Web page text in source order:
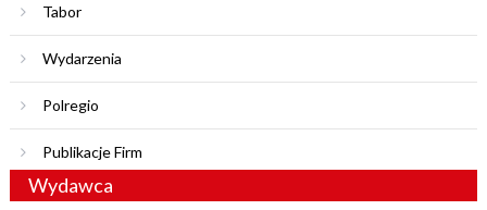
Tabor
Wydarzenia
Polregio
Publikacje Firm
Wydawca